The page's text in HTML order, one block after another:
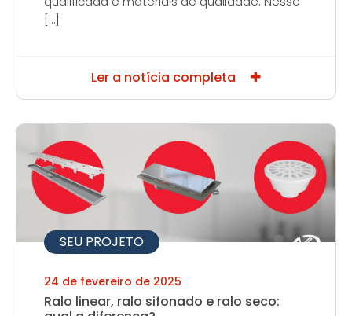
[…]
Ler a notícia completa
SEU PROJETO
24 de fevereiro de 2025
Ralo linear, ralo sifonado e ralo seco: